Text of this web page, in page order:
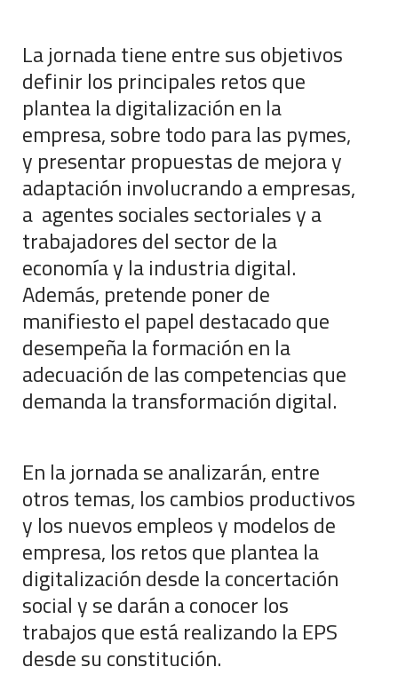
La jornada tiene entre sus objetivos
definir los principales retos que
plantea la digitalización en la
empresa, sobre todo para las pymes,
y presentar propuestas de mejora y
adaptación involucrando a empresas,
a agentes sociales sectoriales y a
trabajadores del sector de la
economía y la industria digital.
Además, pretende poner de
manifiesto el papel destacado que
desempeña la formación en la
adecuación de las competencias que
demanda la transformación digital.
En la jornada se analizarán, entre
otros temas, los cambios productivos
y los nuevos empleos y modelos de
empresa, los retos que plantea la
digitalización desde la concertación
social y se darán a conocer los
trabajos que está realizando la EPS
desde su constitución.